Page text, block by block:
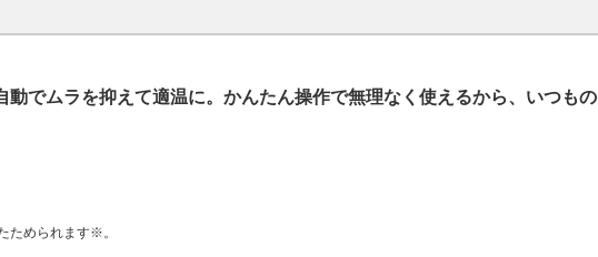
でムラを抑えて適温に。かんたん操作で無理なく使えるから、いつもの
ためられます※。